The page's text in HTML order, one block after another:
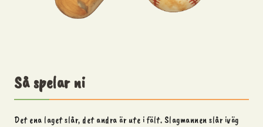
Så spelar ni
Det ena laget slår, det andra är ute i fält. Slagmannen slår iväg